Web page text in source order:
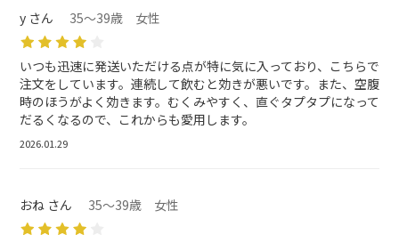
y さん 35～39歳 女性
いつも迅速に発送いただける点が特に気に入っており、こちらで
注文をしています。連続して飲むと効きが悪いです。また、空腹
時のほうがよく効きます。むくみやすく、直ぐタプタプになって
だるくなるので、これからも愛用します。
2026.01.29
おね さん 35～39歳 女性